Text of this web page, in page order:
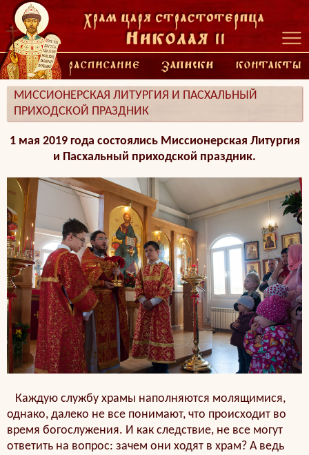
МИССИОНЕРСКАЯ ЛИТУРГИЯ И ПАСХАЛЬНЫЙ
ПРИХОДСКОЙ ПРАЗДНИК
1 мая 2019 года состоялись Миссионерская Литургия
и Пасхальный приходской праздник.
Каждую службу храмы наполняются молящимися,
однако, далеко не все понимают, что происходит во
время богослужения. И как следствие, не все могут
ответить на вопрос: зачем они ходят в храм? А ведь